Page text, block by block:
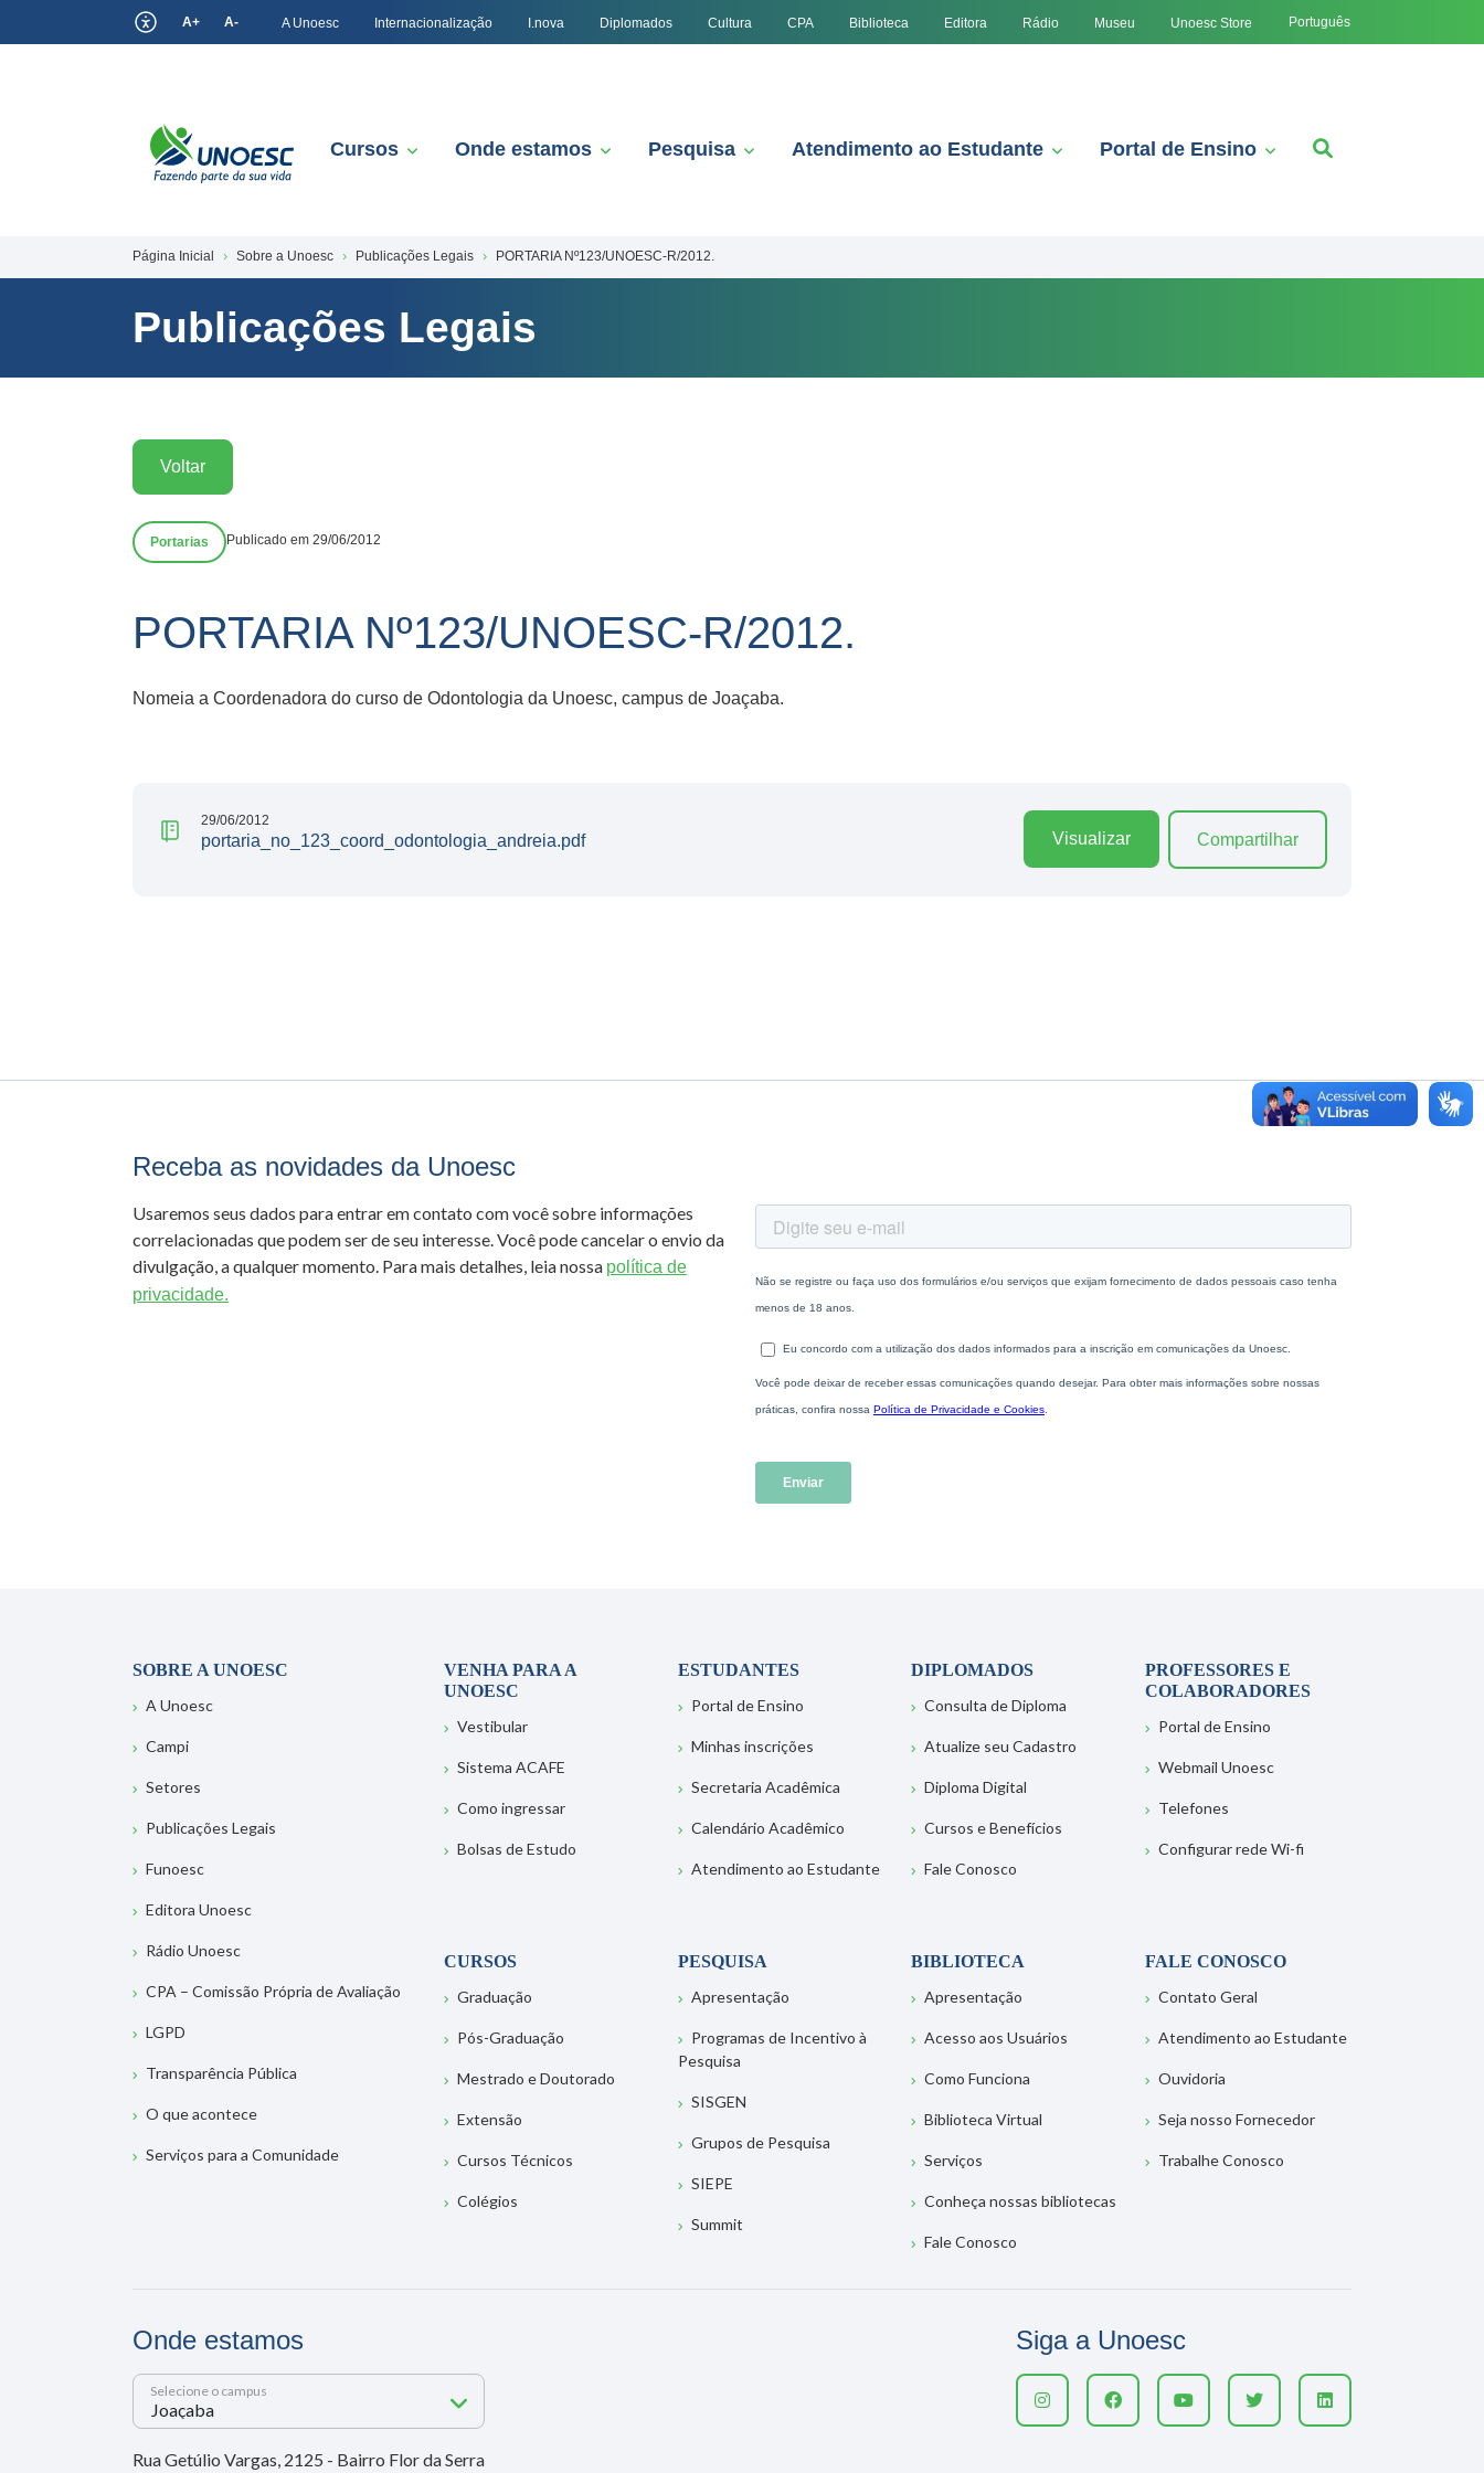
A+ A- A Unoesc Internacionalização I.nova Diplomados Cultura CPA Biblioteca Editora Rádio Museu Unoesc Store Português
Cursos Onde estamos Pesquisa Atendimento ao Estudante Portal de Ensino
Página Inicial Sobre a Unoesc Publicações Legais PORTARIA Nº123/UNOESC-R/2012.
Publicações Legais
Voltar
Portarias Publicado em 29/06/2012
PORTARIA Nº123/UNOESC-R/2012.
Nomeia a Coordenadora do curso de Odontologia da Unoesc, campus de Joaçaba.
29/06/2012
portaria_no_123_coord_odontologia_andreia.pdf Visualizar Compartilhar
Receba as novidades da Unoesc
Usaremos seus dados para entrar em contato com você sobre informações
correlacionadas que podem ser de seu interesse. Você pode cancelar o envio da
divulgação, a qualquer momento. Para mais detalhes, leia nossa política de
privacidade.
SOBRE A UNOESC
A Unoesc
Campi
Setores
Publicações Legais
Funoesc
Editora Unoesc
Rádio Unoesc
CPA – Comissão Própria de Avaliação
LGPD
Transparência Pública
O que acontece
Serviços para a Comunidade
VENHA PARA A
UNOESC
Vestibular
Sistema ACAFE
Como ingressar
Bolsas de Estudo
ESTUDANTES
Portal de Ensino
Minhas inscrições
Secretaria Acadêmica
Calendário Acadêmico
Atendimento ao Estudante
DIPLOMADOS
Consulta de Diploma
Atualize seu Cadastro
Diploma Digital
Cursos e Benefícios
Fale Conosco
PROFESSORES E
COLABORADORES
Portal de Ensino
Webmail Unoesc
Telefones
Configurar rede Wi-fi
CURSOS
Graduação
Pós-Graduação
Mestrado e Doutorado
Extensão
Cursos Técnicos
Colégios
PESQUISA
Apresentação
Programas de Incentivo à
Pesquisa
SISGEN
Grupos de Pesquisa
SIEPE
Summit
BIBLIOTECA
Apresentação
Acesso aos Usuários
Como Funciona
Biblioteca Virtual
Serviços
Conheça nossas bibliotecas
Fale Conosco
FALE CONOSCO
Contato Geral
Atendimento ao Estudante
Ouvidoria
Seja nosso Fornecedor
Trabalhe Conosco
Onde estamos
Selecione o campus
Rua Getúlio Vargas, 2125 - Bairro Flor da Serra
Siga a Unoesc